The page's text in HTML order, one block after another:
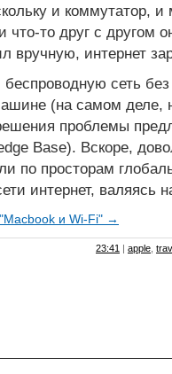
и коммутатор,
что-то друг с другом
вручную, интернет
сеть
(на самом деле,
проблемы
Base). Вскоре,
по просторам
интернет, валяясь
и Wi-Fi" →
23:41 | apple